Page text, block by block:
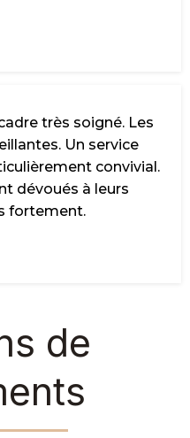
très soigné. Les
Un service
convivial.
dévoués à leurs
fortement.
de